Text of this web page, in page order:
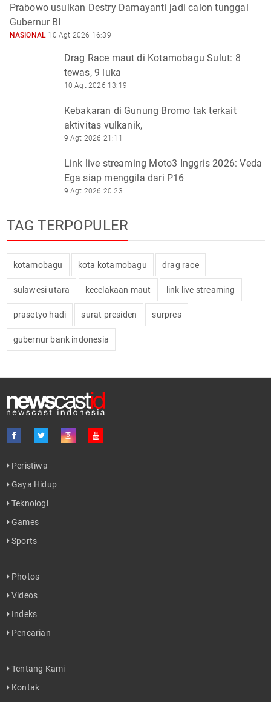
Prabowo usulkan Destry Damayanti jadi calon tunggal
Gubernur BI
NASIONAL 10 Agt 2026 16:39
Drag Race maut di Kotamobagu Sulut: 8
tewas, 9 luka
10 Agt 2026 13:19
Kebakaran di Gunung Bromo tak terkait
aktivitas vulkanik,
9 Agt 2026 21:11
Link live streaming Moto3 Inggris 2026: Veda
Ega siap menggila dari P16
9 Agt 2026 20:23
TAG TERPOPULER
kotamobagu kota kotamobagu drag race
sulawesi utara kecelakaan maut link live streaming
prasetyo hadi surat presiden surpres
gubernur bank indonesia
Peristiwa
Gaya Hidup
Teknologi
Games
Sports
Photos
Videos
Indeks
Pencarian
Tentang Kami
Kontak